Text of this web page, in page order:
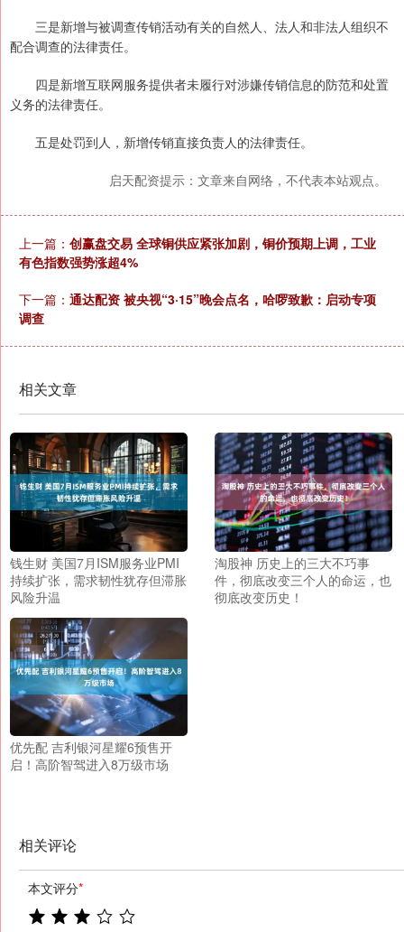
三是新增与被调查传销活动有关的自然人、法人和非法人组织不
配合调查的法律责任。
四是新增互联网服务提供者未履行对涉嫌传销信息的防范和处置
义务的法律责任。
五是处罚到人，新增传销直接负责人的法律责任。
启天配资提示：文章来自网络，不代表本站观点。
上一篇： 创赢盘交易 全球铜供应紧张加剧，铜价预期上调，工业
有色指数强势涨超4%
下一篇： 通达配资 被央视“3·15”晚会点名，哈啰致歉：启动专项
调查
相关文章
钱生财 美国7月ISM服务业PMI
持续扩张，需求韧性犹存但滞胀
风险升温
淘股神 历史上的三大不巧事
件，彻底改变三个人的命运，也
彻底改变历史！
优先配 吉利银河星耀6预售开
启！高阶智驾进入8万级市场
相关评论
本文评分*